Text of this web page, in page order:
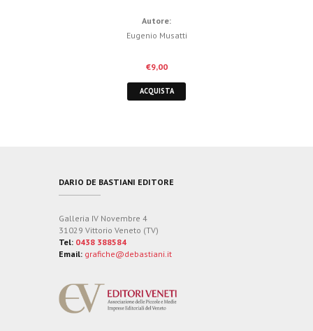
Autore:
Eugenio Musatti
€9,00
ACQUISTA
DARIO DE BASTIANI EDITORE
Galleria IV Novembre 4
31029 Vittorio Veneto (TV)
Tel: 0438 388584
Email: grafiche@debastiani.it